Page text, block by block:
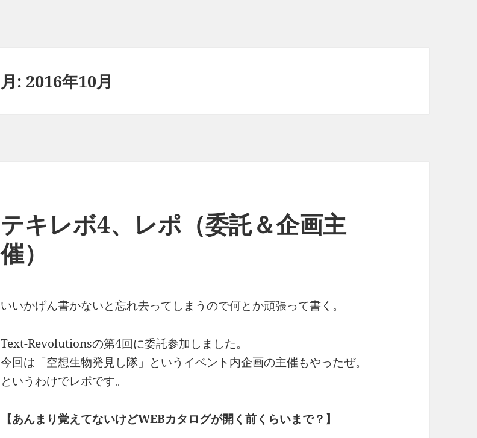
月: 2016年10月
テキレボ4、レポ（委託＆企画主
催）
いいかげん書かないと忘れ去ってしまうので何とか頑張って書く。
Text-Revolutionsの第4回に委託参加しました。
今回は「空想生物発見し隊」というイベント内企画の主催もやったぜ。
というわけでレポです。
【あんまり覚えてないけどWEBカタログが開く前くらいまで？】